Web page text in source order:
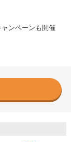
ンペーンも開催